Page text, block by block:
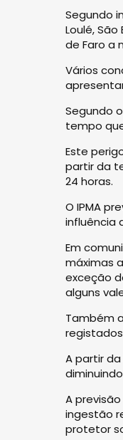
Segundo
Loulé,
de Faro a
Vários
Segundo
tempo
Este
partir da
24 horas.
O IPMA
influência
Em
máximas
exceção
alguns
Também
A partir
A
ingestão
protetor